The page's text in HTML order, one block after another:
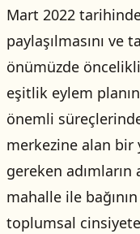
Mart 2022
paylaşılmasını ve
önümüzde
eşitlik eylem
önemli
merkezine alan bir
gereken adımların
mahalle ile
toplumsal